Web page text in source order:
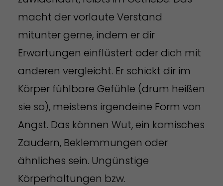
macht der vorlaute Verstand
mitunter gerne, indem er dir
Erwartungen einflüstert oder dich mit
anderen vergleicht. Er schickt dir im
Körper fühlbare Gefühle (drum heißen
sie so), meistens irgendeine Form von
Angst. Das können Wut, ein komisches
Zaudern, Beklemmungen oder
ähnliches sein. Ungünstige
Körperhaltungen bzw.